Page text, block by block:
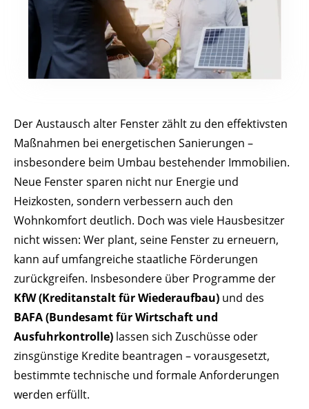
Der Austausch alter Fenster zählt zu den effektivsten
Maßnahmen bei energetischen Sanierungen –
insbesondere beim Umbau bestehender Immobilien.
Neue Fenster sparen nicht nur Energie und
Heizkosten, sondern verbessern auch den
Wohnkomfort deutlich. Doch was viele Hausbesitzer
nicht wissen: Wer plant, seine Fenster zu erneuern,
kann auf umfangreiche staatliche Förderungen
zurückgreifen. Insbesondere über Programme der
KfW (Kreditanstalt für Wiederaufbau) und des
BAFA (Bundesamt für Wirtschaft und
Ausfuhrkontrolle) lassen sich Zuschüsse oder
zinsgünstige Kredite beantragen – vorausgesetzt,
bestimmte technische und formale Anforderungen
werden erfüllt.